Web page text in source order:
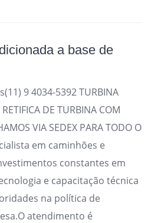
a base de
9 4034-5392 TURBINA
DE TURBINA COM
VIA SEDEX PARA TODO O
em caminhões e
constantes em
e capacitação técnica
na política de
atendimento é